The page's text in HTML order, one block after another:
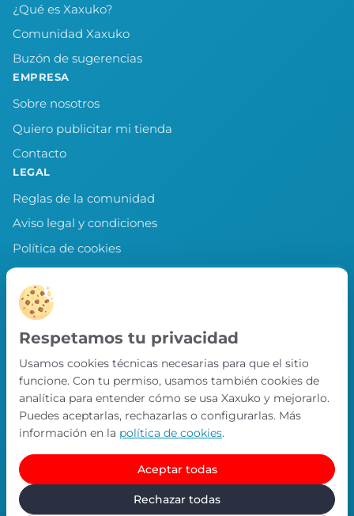
¿Qué es Xaxuko?
Comunidad Xaxuko
Buzón de sugerencias
EMPRESA
Sobre nosotros
Quiero publicitar mi tienda
Contacto
LEGAL
Reglas de la comunidad
Aviso legal y condiciones
Política de cookies
Política de privacidad
Preferencias de cookies
LLEVA XAXUKO CONTIGO
Chollos, misiones y recompensas desde
nuestra APP.
PRÓXIMAMENTE EN
App Store
Política de privacidad
Respetamos tu privacidad
Usamos cookies técnicas necesarias para que el sitio
funcione. Con tu permiso, usamos también cookies de
analítica para entender cómo se usa Xaxuko y mejorarlo.
Puedes aceptarlas, rechazarlas o configurarlas. Más
información en la política de cookies.
Aceptar todas
Rechazar todas